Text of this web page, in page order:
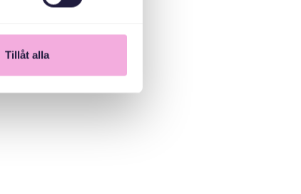
Tillåt alla